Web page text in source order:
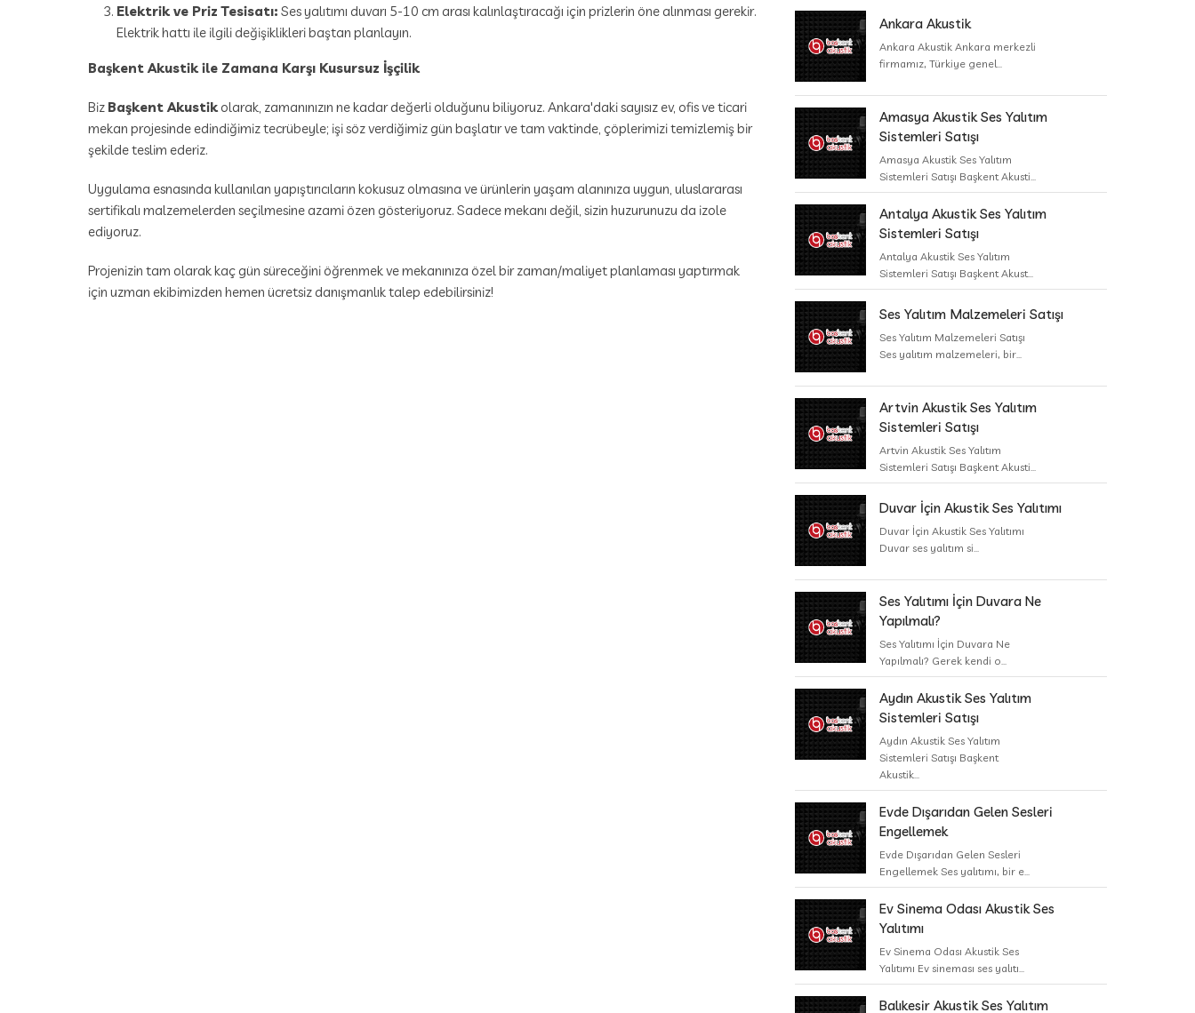
Elektrik ve Priz Tesisatı: Ses yalıtımı duvarı 5-10 cm arası kalınlaştıracağı için prizlerin öne alınması gerekir.
Elektrik hattı ile ilgili değişiklikleri baştan planlayın.
Başkent Akustik ile Zamana Karşı Kusursuz İşçilik
Biz Başkent Akustikolarak, zamanınızın ne kadar değerli olduğunu biliyoruz. Ankara'daki sayısız ev, ofis ve ticari
mekan projesinde edindiğimiz tecrübeyle; işi söz verdiğimiz gün başlatır ve tam vaktinde, çöplerimizi temizlemiş bir
şekilde teslim ederiz.
Uygulama esnasında kullanılan yapıştırıcıların kokusuz olmasına ve ürünlerin yaşam alanınıza uygun, uluslararası
sertifikalı malzemelerden seçilmesine azami özen gösteriyoruz. Sadece mekanı değil, sizin huzurunuzu da izole
ediyoruz.
Projenizin tam olarak kaç gün süreceğini öğrenmek ve mekanınıza özel bir zaman/maliyet planlaması yaptırmak
için uzman ekibimizden hemen ücretsiz danışmanlık talep edebilirsiniz!
Ankara Akustik
Ankara Akustik Ankara merkezli
firmamız, Türkiye genel...
Amasya Akustik Ses Yalıtım
Sistemleri Satışı
Amasya Akustik Ses Yalıtım
Sistemleri Satışı Başkent Akusti...
Antalya Akustik Ses Yalıtım
Sistemleri Satışı
Antalya Akustik Ses Yalıtım
Sistemleri Satışı Başkent Akust...
Ses Yalıtım Malzemeleri Satışı
Ses Yalıtım Malzemeleri Satışı
Ses yalıtım malzemeleri, bir...
Artvin Akustik Ses Yalıtım
Sistemleri Satışı
Artvin Akustik Ses Yalıtım
Sistemleri Satışı Başkent Akusti...
Duvar İçin Akustik Ses Yalıtımı
Duvar İçin Akustik Ses Yalıtımı
Duvar ses yalıtım si...
Ses Yalıtımı İçin Duvara Ne
Yapılmalı?
Ses Yalıtımı İçin Duvara Ne
Yapılmalı? Gerek kendi o...
Aydın Akustik Ses Yalıtım
Sistemleri Satışı
Aydın Akustik Ses Yalıtım
Sistemleri Satışı Başkent
Akustik...
Evde Dışarıdan Gelen Sesleri
Engellemek
Evde Dışarıdan Gelen Sesleri
Engellemek Ses yalıtımı, bir e...
Ev Sinema Odası Akustik Ses
Yalıtımı
Ev Sinema Odası Akustik Ses
Yalıtımı Ev sineması ses yalıtı...
Balıkesir Akustik Ses Yalıtım